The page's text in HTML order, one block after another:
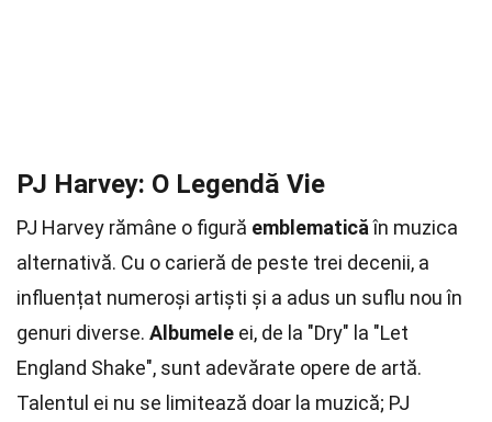
PJ Harvey: O Legendă Vie
PJ Harvey rămâne o figură emblematicăîn muzica
alternativă. Cu o carieră de peste trei decenii, a
influențat numeroși artiști și a adus un suflu nou în
genuri diverse. Albumele ei, de la "Dry" la "Let
England Shake", sunt adevărate opere de artă.
Talentul ei nu se limitează doar la muzică; PJ